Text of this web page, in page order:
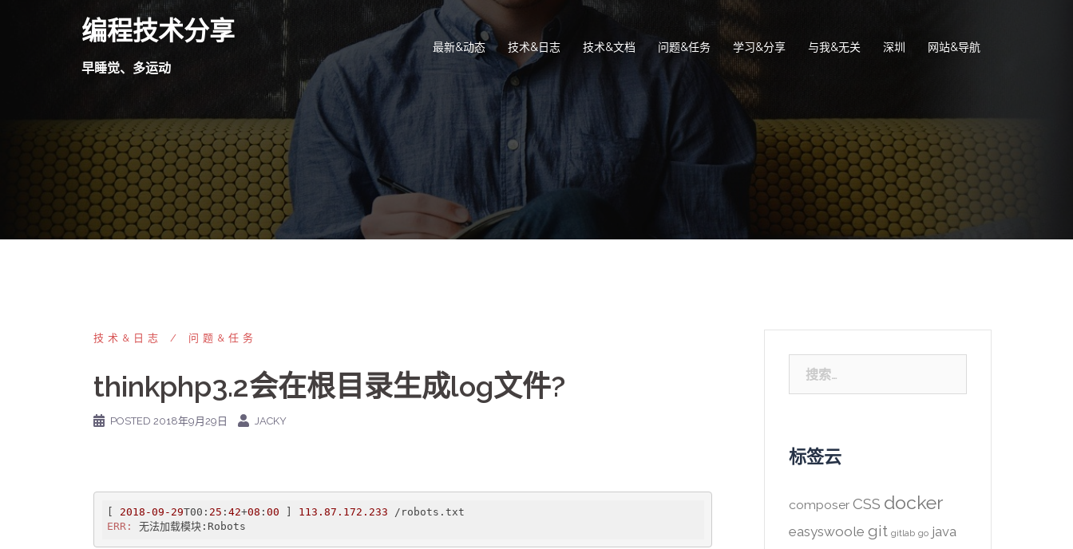
编程技术分享
早睡觉、多运动
最新&动态 技术&日志 技术&文档 问题&任务 学习&分享 与我&无关 深圳 网站&导航
技术&日志 问题&任务
thinkphp3.2会在根目录生成log文件?
POSTED 2018年9月29日 JACKY
2018 -09 -29T00: 25 : 42+08 : 00 113.87 .172 .233
ERR:
索：
标签云
composer CSS docker
easyswoole git gitlab go java